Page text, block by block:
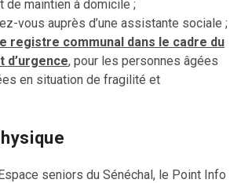
de maintien à domicile ;
vous auprès d’une assistante sociale ;
registre communal dans le cadre du
d’urgence, pour les personnes âgées
en situation de fragilité et
seniors du Sénéchal, le Point Info